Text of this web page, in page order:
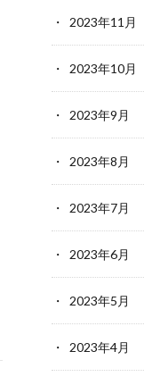
2023年11月
2023年10月
2023年9月
2023年8月
2023年7月
2023年6月
2023年5月
2023年4月